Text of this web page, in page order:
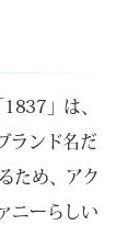
」は、
ランド名だ
ため、アク
ニーらしい